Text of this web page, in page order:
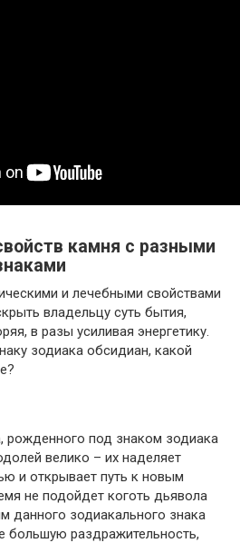
камня с разными
и лечебными свойствами
владельцу суть бытия,
в разы усиливая энергетику.
зодиака обсидиан, какой
рожденного под знаком зодиака
велико – их наделяет
и открывает путь к новым
не подойдет коготь дьявола
данного зодиакального знака
большую раздражительность,